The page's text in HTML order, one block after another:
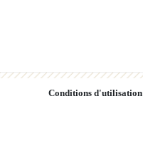
Conditions d'utilisation